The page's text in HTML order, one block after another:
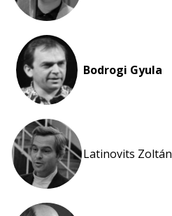
Bodrogi Gyula
Latinovits Zoltán